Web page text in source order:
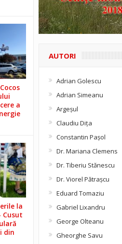
a
la
Cusut
din
AUTORI
Adrian Golescu
Adrian Simeanu
Argeşul
Claudiu Diţa
Constantin Pașol
Dr. Mariana Clemens
Dr. Tiberiu Stănescu
Dr. Viorel Pătraşcu
Eduard Tomaziu
Gabriel Lixandru
George Olteanu
Gheorghe Savu